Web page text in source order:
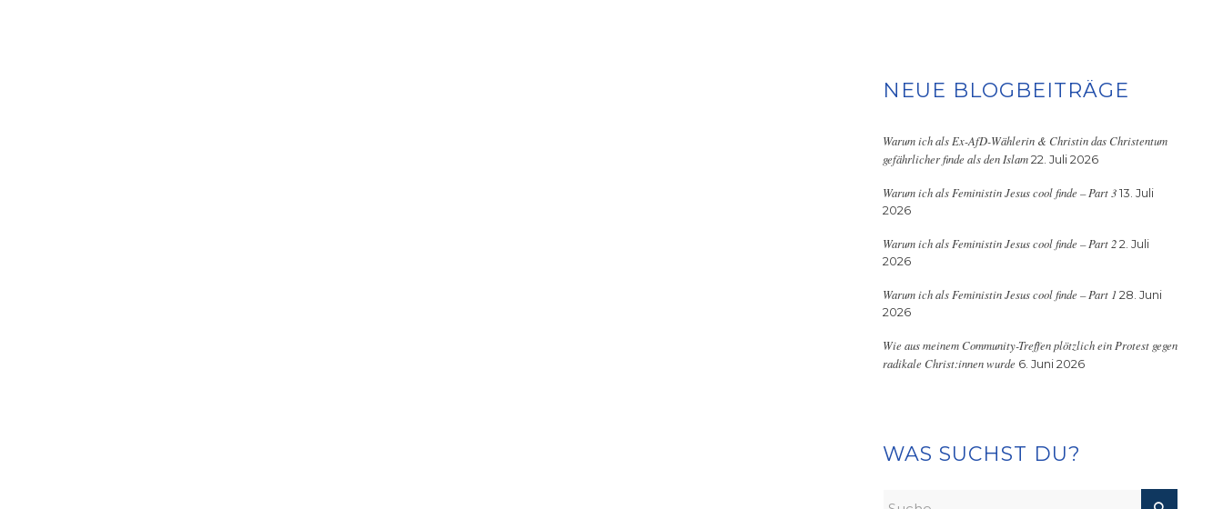
NEUE BLOGBEITRÄGE
Warum ich als Ex-AfD-Wählerin & Christin das Christentum
gefährlicher finde als den Islam 22. Juli 2026
Warum ich als Feministin Jesus cool finde – Part 3 13. Juli
2026
Warum ich als Feministin Jesus cool finde – Part 2 2. Juli
2026
Warum ich als Feministin Jesus cool finde – Part 1 28. Juni
2026
Wie aus meinem Community-Treffen plötzlich ein Protest gegen
radikale Christ:innen wurde 6. Juni 2026
WAS SUCHST DU?